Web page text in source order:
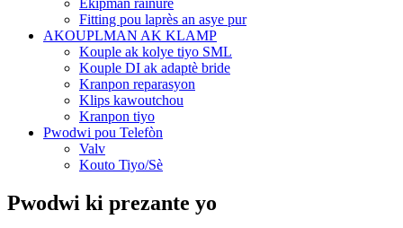
Ekipman rainuré
Fitting pou laprès an asye pur
AKOUPLMAN AK KLAMP
Kouple ak kolye tiyo SML
Kouple DI ak adaptè bride
Kranpon reparasyon
Klips kawoutchou
Kranpon tiyo
Pwodwi pou Telefòn
Valv
Kouto Tiyo/Sè
Pwodwi ki prezante yo